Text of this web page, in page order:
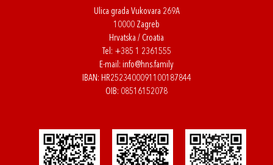
Ulica grada Vukovara 269A
10000 Zagreb
Hrvatska / Croatia
Tel: +385 1 2361555
E-mail: info@hns.family
IBAN: HR2523400091100187844
OIB: 08516152078